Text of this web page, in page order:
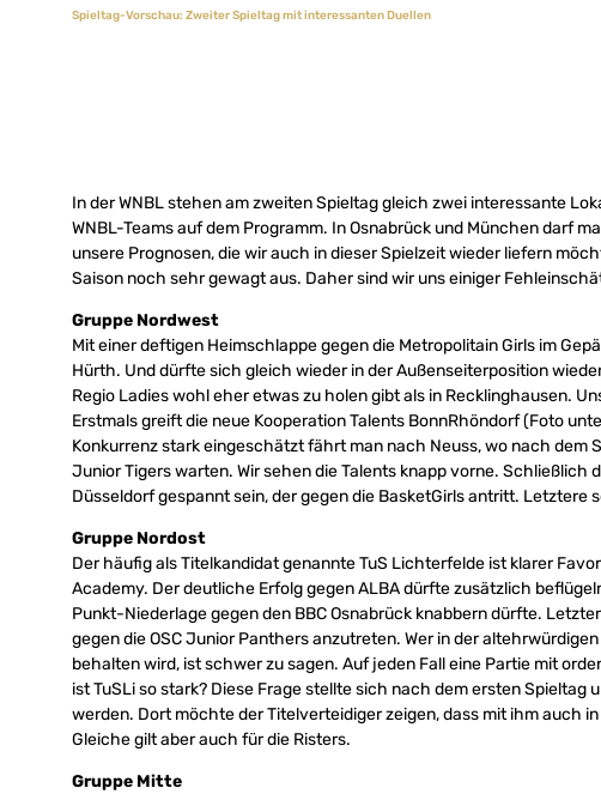
Spieltag-Vorschau: Zweiter Spieltag mit interessanten Duellen
In der WNBL stehen am zweiten Spieltag gleich zwei interessante
WNBL-Teams auf dem Programm. In Osnabrück und München darf
unsere Prognosen, die wir auch in dieser Spielzeit wieder liefern
Saison noch sehr gewagt aus. Daher sind wir uns einiger
Gruppe Nordwest
Mit einer deftigen Heimschlappe gegen die Metropolitain Girls im
Hürth. Und dürfte sich gleich wieder in der Außenseiterposition
Regio Ladies wohl eher etwas zu holen gibt als in Recklinghausen.
Erstmals greift die neue Kooperation Talents BonnRhöndorf (Foto
Konkurrenz stark eingeschätzt fährt man nach Neuss, wo nach dem
Junior Tigers warten. Wir sehen die Talents knapp vorne. Schließlich
Düsseldorf gespannt sein, der gegen die BasketGirls antritt. Letztere
Gruppe Nordost
Der häufig als Titelkandidat genannte TuS Lichterfelde ist klarer
Academy. Der deutliche Erfolg gegen ALBA dürfte zusätzlich
Punkt-Niederlage gegen den BBC Osnabrück knabbern dürfte.
gegen die OSC Junior Panthers anzutreten. Wer in der
behalten wird, ist schwer zu sagen. Auf jeden Fall eine Partie mit
ist TuSLi so stark? Diese Frage stellte sich nach dem ersten Spieltag
werden. Dort möchte der Titelverteidiger zeigen, dass mit ihm auch
Gleiche gilt aber auch für die Risters.
Gruppe Mitte